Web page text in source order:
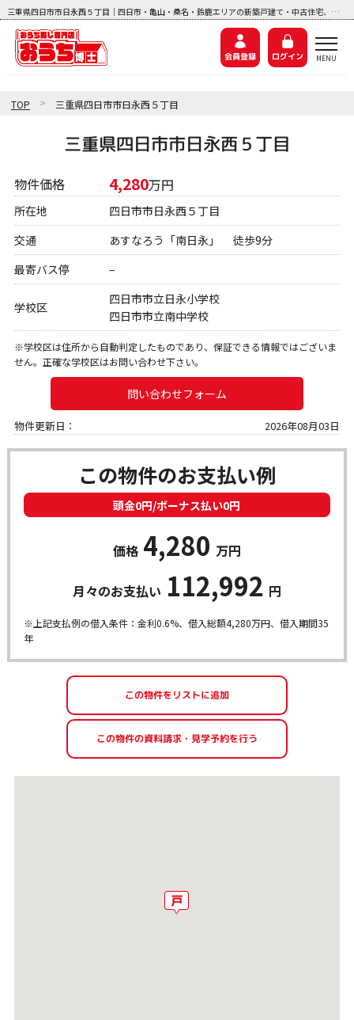
三重県四日市市日永西５丁目｜四日市・亀山・桑名・鈴鹿エリアの新築戸建て・中古住宅、中古マンション、土地探しなら『おうち博士ナビ』
会員登録 ログイン
TOP > 三重県四日市市日永西５丁目
三重県四日市市日永西５丁目
物件価格 4,280万円
所在地
四日市市日永西５丁目
交通
あすなろう「南日永」 徒歩9分
最寄バス停
–
学校区
四日市市立日永小学校
四日市市立南中学校
※学校区は住所から自動判定したものであり、保証できる情報ではございま
せん。正確な学校区はお問い合わせ下さい。
問い合わせフォーム
物件更新日： 2026年08月03日
この物件のお支払い例
頭金0円/ボーナス払い0円
価格 4,280 万円
月々のお支払い 112,992 円
※上記支払例の借入条件：金利0.6%、借入総額4,280万円、借入期間35
年